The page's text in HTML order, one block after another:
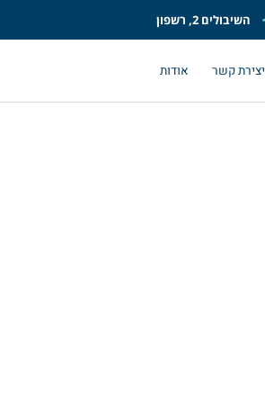
השיבולים 2, רשפון
יצירת קשר אודות